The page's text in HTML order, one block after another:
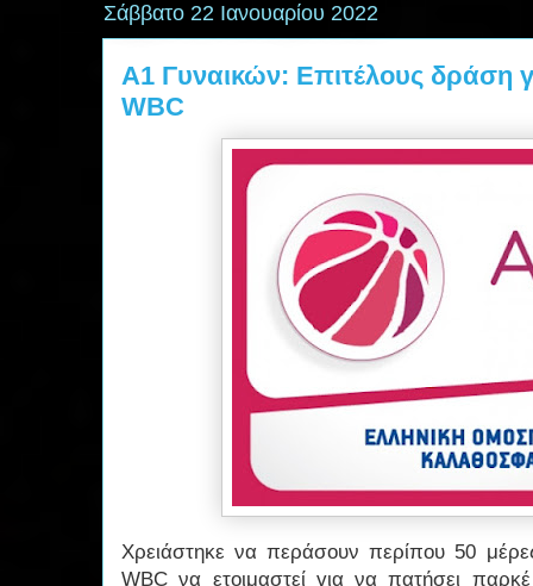
Σάββατο 22 Ιανουαρίου 2022
Α1 Γυναικών: Επιτέλους δράση
WBC
Χρειάστηκε να περάσουν περίπου 50
WBC να ετοιμαστεί για να πατήσει